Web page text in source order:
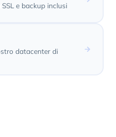
e backup inclusi
datacenter di